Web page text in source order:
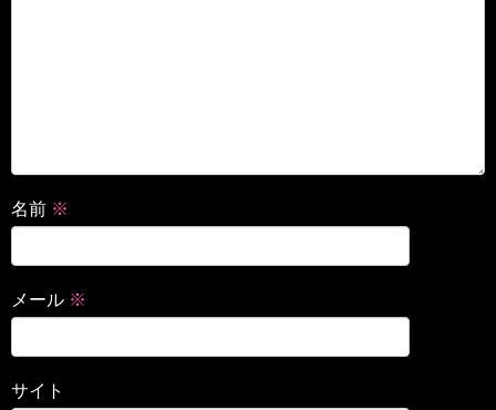
名前 ※
メール ※
サイト